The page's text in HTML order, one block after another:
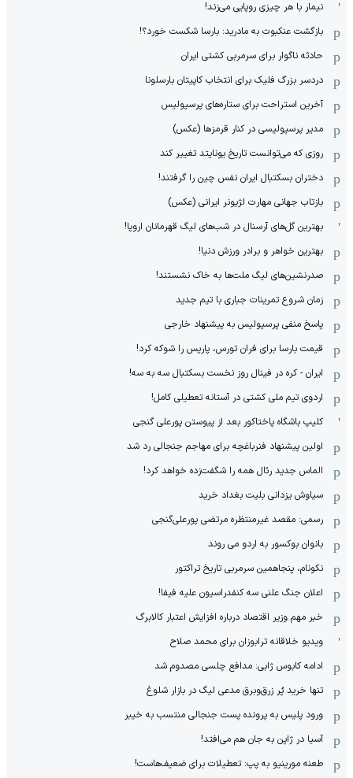
نیمار با هر چیزی روپایی می‌زند!
بازگشت عنکبوت به مادرید: بارسا شکست خورد؟!
حادثه ناگوار برای سرمربی کشتی ایران
دردسر بزرگ فلیک برای انتخاب کاپیتان بارسلونا
آخرین استراحت برای ستاره‌های پرسپولیس
مدیر پرسپولیسی در کنار قرمزها (عکس)
روزی که می‌توانست تاریخ یونایتد تغییر کند
دختران بسکتبال ایران نفس چین را گرفتند!
بازتاب جهانی مهارت لژیونر ایرانی (عکس)
بهترین گل‌های آرسنال در شب‌های لیگ قهرمانان اروپا!
بهترین خواهر و برادر ورزش دنیا!
صدرنشین‌های لیگ ملت‌ها به خاک نشستند!
زمان شروع تمرینات جباری با تیم جدید
پاسخ منفی پرسپولیس به پیشنهاد خارجی
قیمت بارسا برای فران تورس، پاریس را شوکه کرد!
ایران - کره در فینال روز نخست بسکتبال سه به سه!
اردوی تیم ملی کشتی در آستانه تعطیلی کامل!
کلیپ باشگاه پاختاکور بعد از پیوستن پورعلی گنجی
اولین پیشنهاد فنرباغچه برای مهاجم جنجالی رد شد
الماس جدید رئال همه را شگفت‌زده خواهد کرد!
سیاوش یزدانی بلیت بغداد خرید
رسمی: مقصد غیرمنتظره مرتضی پورعلی‌گنجی
بانوان بوکسور به اردو می روند
نکونام، پنجاهمین سرمربی تاریخ تراکتور
اعلان جنگ علنی سه کنفدراسیون علیه فیفا!
خبر مهم وزیر اقتصاد درباره افزایش اعتبار کالابرگ
ویدیو خلاقانه ترابوزان برای محمد صلاح
ادامه کابوس ژابی: مدافع چلسی مصدوم شد
تنها خرید پُر زرق‌وبرق مدعی لیگ در بازار شلوغ
ورود پلیس به پرونده پست جنجالی منتسب به خیبر
آسیا در ژاپن به جان هم می‌افتد!
طعنه مورینیو به پپ: تعطیلات برای ضعیف‌هاست!